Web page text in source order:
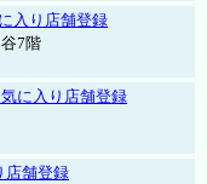
入り店舗登録
7階
に入り店舗登録
店舗登録